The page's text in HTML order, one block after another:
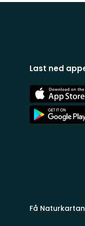
Last ned
App
Store
App
Store
Få